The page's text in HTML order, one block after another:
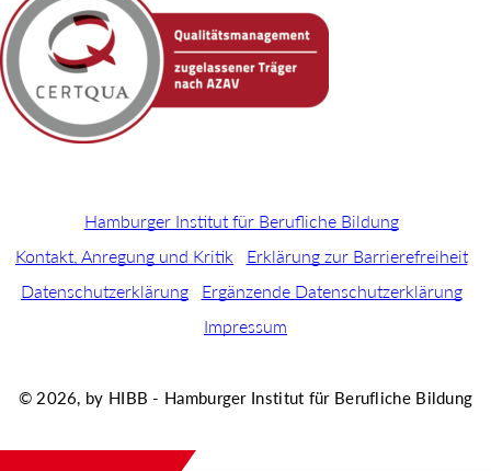
Hamburger Institut für Berufliche Bildung
Kontakt, Anregung und Kritik
Erklärung zur Barrierefreiheit
Datenschutzerklärung
Ergänzende Datenschutzerklärung
Impressum
© 2026, by HIBB - Hamburger Institut für Berufliche Bildung